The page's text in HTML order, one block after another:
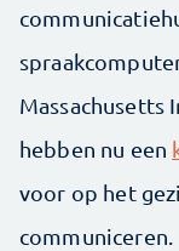
Massachusetts
hebben nu een
voor op het
communiceren.